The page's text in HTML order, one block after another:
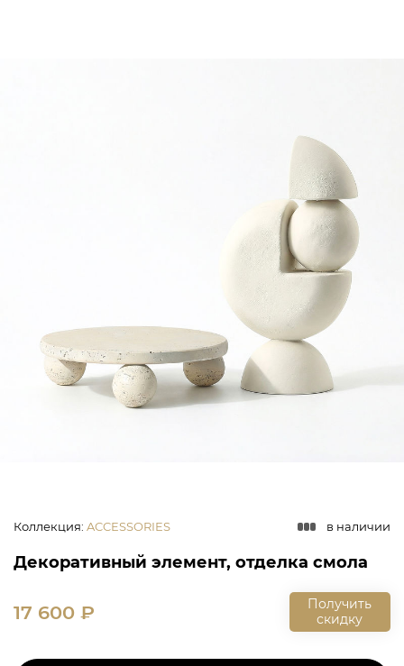
Коллекция: ACCESSORIES в наличии
Декоративный элемент, отделка смола
17 600 ₽
Получить
скидку